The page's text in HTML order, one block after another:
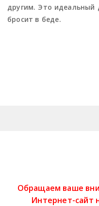
другим. Это идеальный
бросит в беде.
Обращаем ваше
Интернет-сайт